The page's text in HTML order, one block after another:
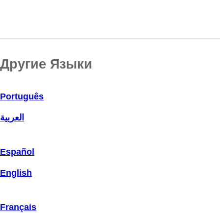
Другие Языки
Português
العربية
Español
English
Français